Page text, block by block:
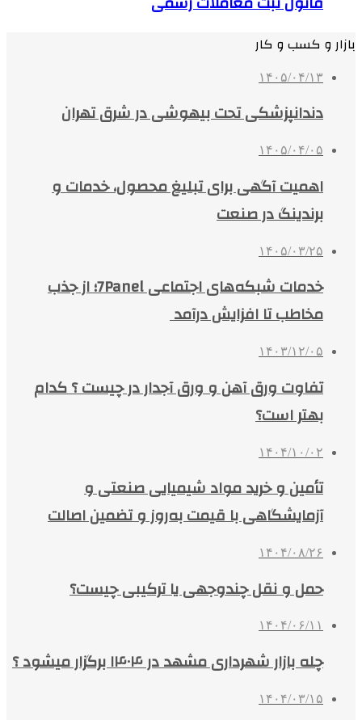
بازار و کسب و کار
۱۴۰۵/۰۴/۱۳
دندانپزشکی تحت بیهوشی در شرق تهران
۱۴۰۵/۰۴/۰۵
اهمیت آگهی برای تبلیغ محصول، خدمات و
برندینگ در صنعت
۱۴۰۵/۰۳/۲۵
خدمات شبکه‌های اجتماعی 7Panel؛ از جذب
مخاطب تا افزایش درآمد
۱۴۰۳/۱۲/۰۵
تفاوت ورق آهن و ورق آجدار در چیست ؟ کدام
بهتر است؟
۱۴۰۴/۱۰/۰۲
تأمین و خرید مواد شیمیایی صنعتی و
آزمایشگاهی با قیمت به‌روز و تضمین اصالت
۱۴۰۴/۰۸/۲۶
حمل و نقل چندوجهی یا ترکیبی چیست؟
۱۴۰۴/۰۶/۱۱
چله بازار شهرداری مشهد در ۱۴۰۴ برگزار میشود ؟
۱۴۰۴/۰۳/۱۵